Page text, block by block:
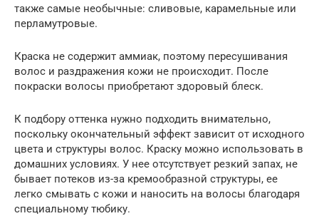
также самые необычные: сливовые, карамельные или
перламутровые.
Краска не содержит аммиак, поэтому пересушивания
волос и раздражения кожи не происходит. После
покраски волосы приобретают здоровый блеск.
К подбору оттенка нужно подходить внимательно,
поскольку окончательный эффект зависит от исходного
цвета и структуры волос. Краску можно использовать в
домашних условиях. У нее отсутствует резкий запах, не
бывает потеков из-за кремообразной структуры, ее
легко смывать с кожи и наносить на волосы благодаря
специальному тюбику.